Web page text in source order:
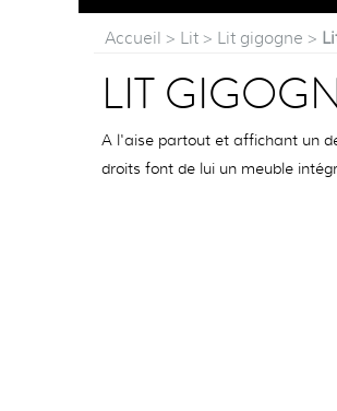
Accueil > Lit > Lit gigogne >
LIT
A l'aise partout et affichant un
droits font de lui un meuble